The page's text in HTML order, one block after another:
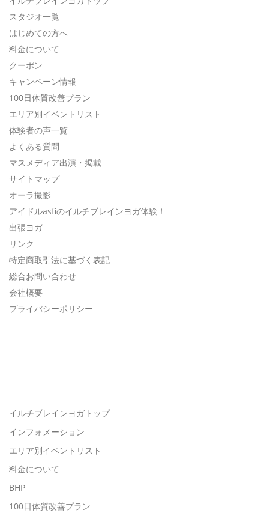
スタジオ一覧
はじめての方へ
料金について
クーポン
キャンペーン情報
100日体質改善プラン
エリア別イベントリスト
体験者の声一覧
よくある質問
マスメディア出演・掲載
サイトマップ
オーラ撮影
アイドルasfiのイルチブレインヨガ体験！
出張ヨガ
リンク
特定商取引法に基づく表記
総合お問い合わせ
会社概要
プライバシーポリシー
イルチブレインヨガトップ
インフォメーション
エリア別イベントリスト
料金について
BHP
100日体質改善プラン